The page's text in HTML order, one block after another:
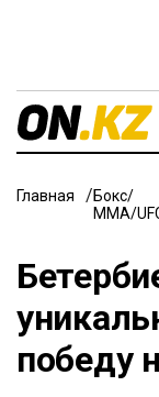
Главная
Бокс/
ММА/
победу